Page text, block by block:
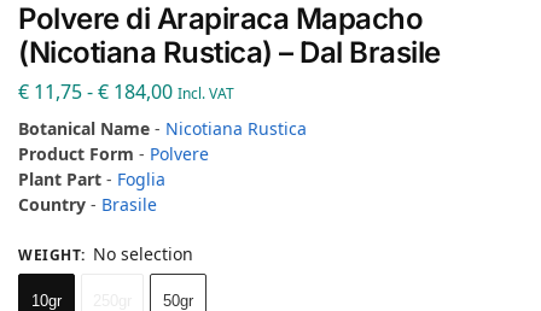
Polvere di Arapiraca Mapacho
(Nicotiana Rustica) – Dal Brasile
€ 11,75-€ 184,00 Incl. VAT
Botanical Name - Nicotiana Rustica
Product Form - Polvere
Plant Part - Foglia
Country - Brasile
WEIGHT: No selection
10gr 50gr